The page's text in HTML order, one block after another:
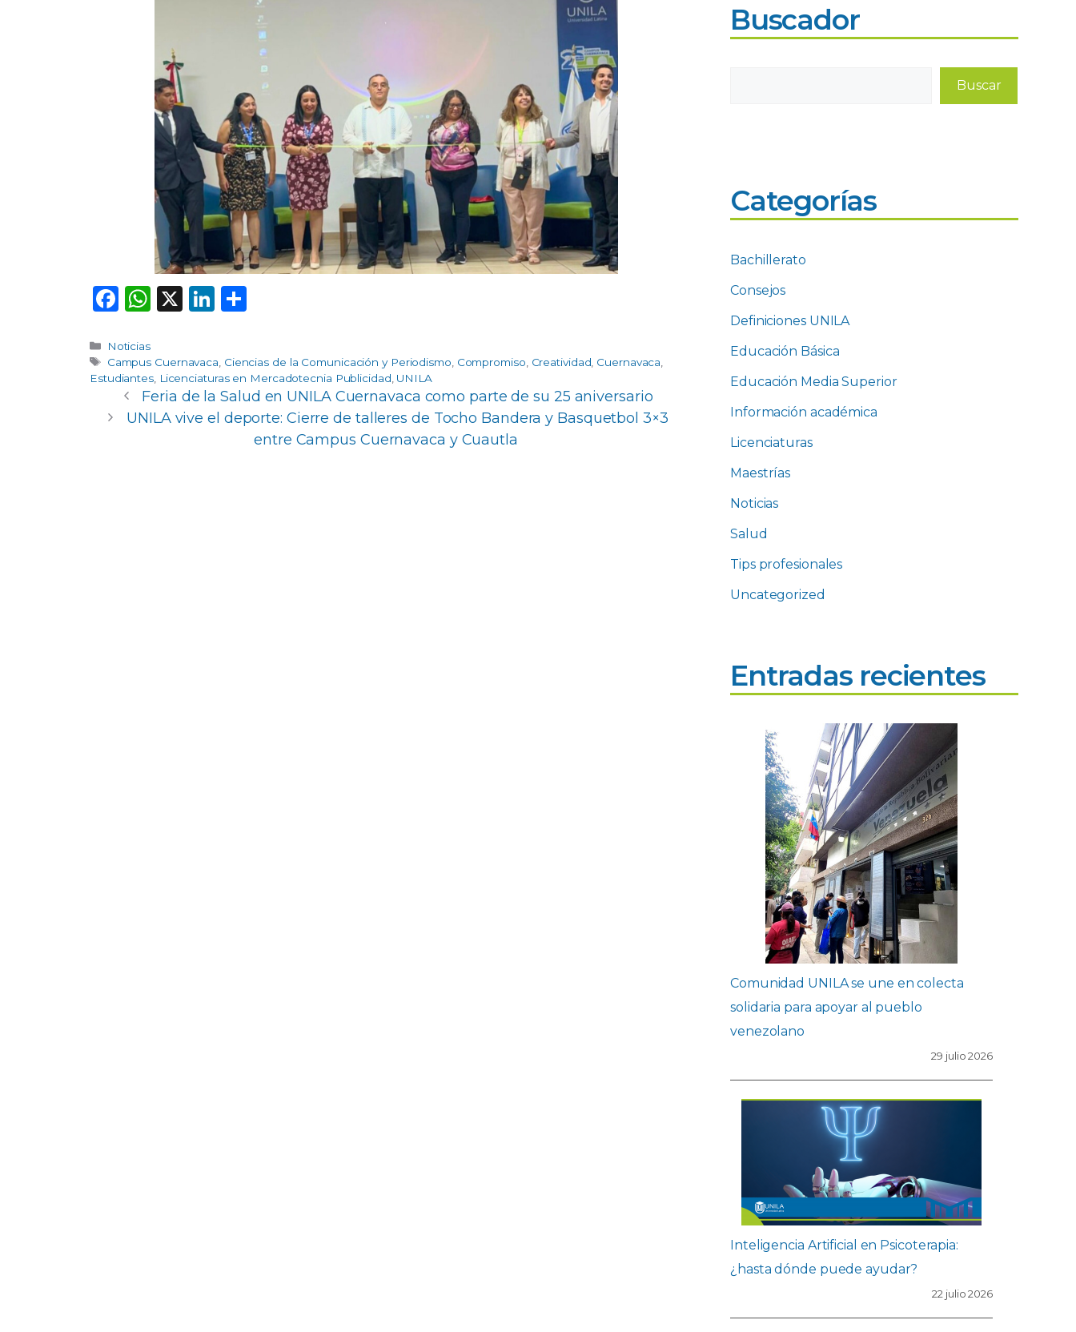
F
c
e
b
o
W
ts
A
p
X
Li
e
dI
n
m
p
ar
ti
r
Categorías
Noticias
Etiquetas
Campus Cuernavaca Ciencias de la Comunicación y Periodismo Compromiso Creatividad Cuernavaca
Estudiantes, Licenciaturas en Mercadotecnia Publicidad UNILA
Feria de la Salud en UNILA Cuernavaca como parte de su 25 aniversario
UNILA vive el deporte: Cierre de talleres de Tocho Bandera y Basquetbol 3×3
entre Campus Cuernavaca y Cuautla
Buscador
Buscar
Categorías
Bachillerato
Consejos
Definiciones UNILA
Educación Básica
Educación Media Superior
Información académica
Licenciaturas
Maestrías
Noticias
Salud
Tips profesionales
Uncategorized
Entradas recientes
Comunidad UNILA se une en colecta
solidaria para apoyar al pueblo
venezolano
29 julio 2026
Inteligencia Artificial en Psicoterapia:
¿hasta dónde puede ayudar?
22 julio 2026